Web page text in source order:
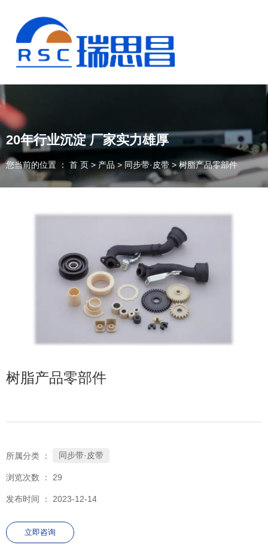
20年行业沉淀 厂家实力雄厚
您当前的位置 ： 首 页 > 产品 > 同步带·皮带 > 树脂产品零部件
树脂产品零部件
所属分类 ： 同步带·皮带
浏览次数 ： 29
发布时间 ： 2023-12-14
立即咨询